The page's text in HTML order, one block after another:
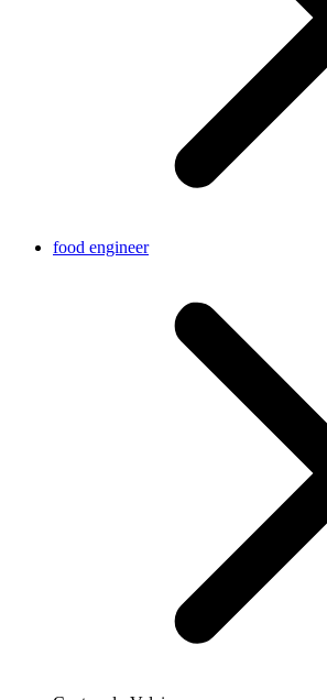
food engineer